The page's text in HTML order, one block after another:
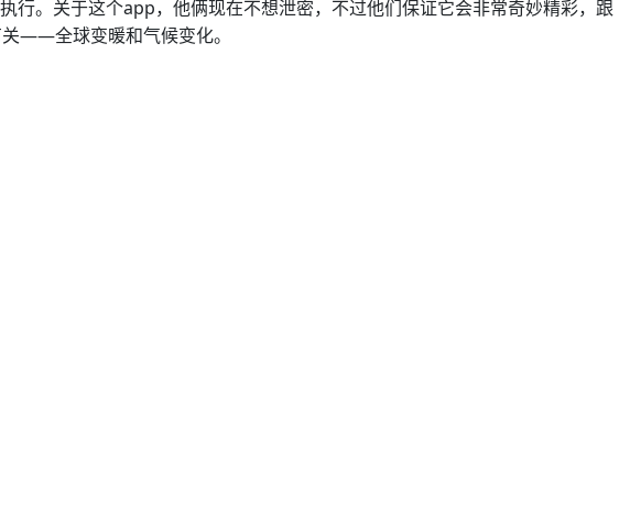
行。关于这个app，他俩现在不想泄密，不过他们保证它会非常奇妙精彩，跟
——全球变暖和气候变化。